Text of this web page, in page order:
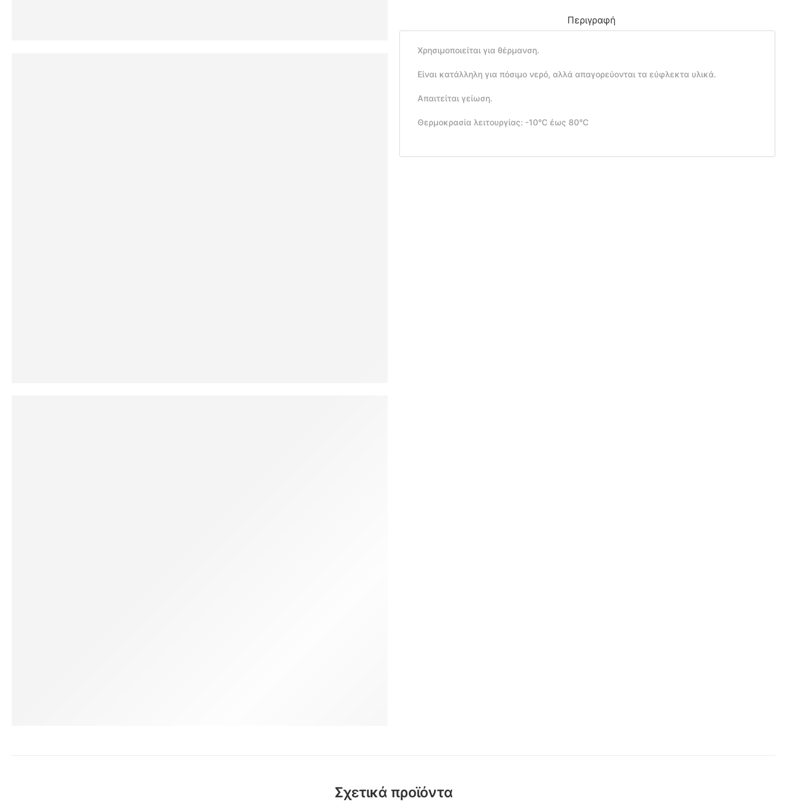
Περιγραφή
Χρησιμοποιείται για θέρμανση.
Είναι κατάλληλη για πόσιμο νερό, αλλά απαγορεύονται τα εύφλεκτα υλικά.
Απαιτείται γείωση.
Θερμοκρασία λειτουργίας: -10°C έως 80°C
Σχετικά προϊόντα